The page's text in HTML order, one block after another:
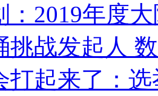
：2019年度
挑战发起人
打起来了：